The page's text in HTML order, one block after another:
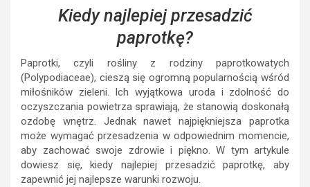
Kiedy najlepiej przesadzić
paprotkę?
Paprotki, czyli rośliny z rodziny paprotkowatych
(Polypodiaceae), cieszą się ogromną popularnością wśród
miłośników zieleni. Ich wyjątkowa uroda i zdolność do
oczyszczania powietrza sprawiają, że stanowią doskonałą
ozdobę wnętrz. Jednak nawet najpiękniejsza paprotka
może wymagać przesadzenia w odpowiednim momencie,
aby zachować swoje zdrowie i piękno. W tym artykule
dowiesz się, kiedy najlepiej przesadzić paprotkę, aby
zapewnić jej najlepsze warunki rozwoju.